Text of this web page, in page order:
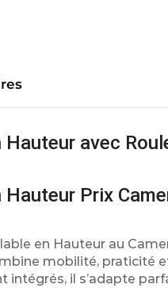
Hauteur avec
Prix
en Hauteur au
mobilité, praticité
il s’adapte